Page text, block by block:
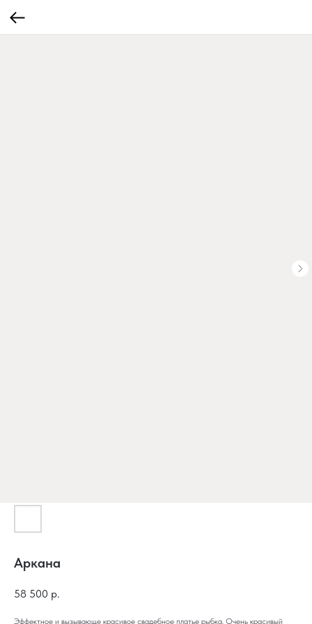
Аркана
58 500 р.
Эффектное и вызывающе красивое свадебное платье рыбка. Очень красивый